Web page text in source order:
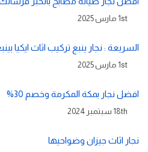
1st مارس 2025
السريعة : نجار ينبع تركيب اثاث ايكيا بينبع
1st مارس 2025
افضل نجار بمكة المكرمة وخصم 30%
18th سبتمبر 2024
نجار اثاث جيزان وضواحيها